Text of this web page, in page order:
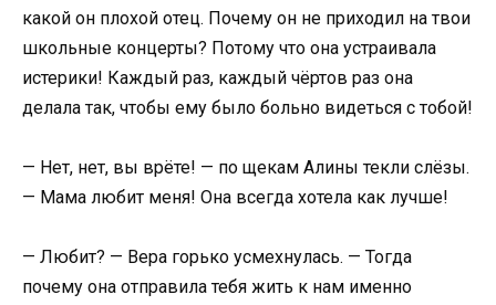
какой он плохой отец. Почему он не приходил на твои
школьные концерты? Потому что она устраивала
истерики! Каждый раз, каждый чёртов раз она
делала так, чтобы ему было больно видеться с тобой!
— Нет, нет, вы врёте! — по щекам Алины текли слёзы.
— Мама любит меня! Она всегда хотела как лучше!
— Любит? — Вера горько усмехнулась. — Тогда
почему она отправила тебя жить к нам именно